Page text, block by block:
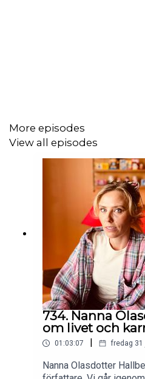
More episodes
View all episodes
734. Nanna
om livet och
01:03:07 fredag 31
Nanna Olasdotter